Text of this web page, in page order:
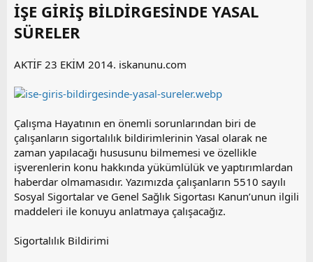
a
ş
l
t
n
r
h
i
İŞE GİRİŞ BİLDİRGESİNDE YASAL
SÜRELER
AKTİF 23 EKİM 2014. iskanunu.com
Çalışma Hayatının en önemli sorunlarından biri de
çalışanların sigortalılık bildirimlerinin Yasal olarak ne
zaman yapılacağı hususunu bilmemesi ve özellikle
işverenlerin konu hakkında yükümlülük ve yaptırımlardan
haberdar olmamasıdır. Yazımızda çalışanların 5510 sayılı
Sosyal Sigortalar ve Genel Sağlık Sigortası Kanun’unun ilgili
maddeleri ile konuyu anlatmaya çalışacağız.
Sigortalılık Bildirimi